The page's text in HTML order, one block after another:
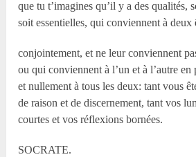
que tu t’imagines qu’il y a des qualités,
soit essentielles, qui conviennent à deux
conjointement, et ne leur conviennent
ou qui conviennent à l’un et à l’autre en
et nullement à tous les deux: tant vous
de raison et de discernement, tant vos
courtes et vos réflexions bornées.
SOCRATE.